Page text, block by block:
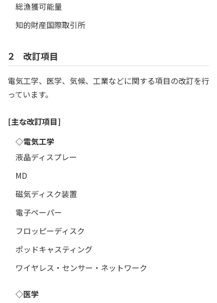
総漁獲可能量
知的財産国際取引所
２ 改訂項目
電気工学、医学、気候、工業などに関する項目の改訂を行
っています。
[主な改訂項目]
◇電気工学
液晶ディスプレー
MD
磁気ディスク装置
電子ペーパー
フロッピーディスク
ポッドキャスティング
ワイヤレス・センサー・ネットワーク
◇医学